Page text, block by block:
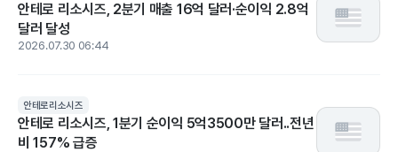
안테로 리소시즈, 2분기 매출 16억 달러·순이익 2.8억
달러 달성
2026.07.30 06:44
안테로리소시즈
안테로 리소시즈, 1분기 순이익 5억3500만 달러..전년
비 157% 급증